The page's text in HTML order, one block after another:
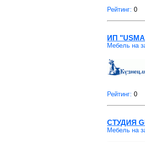
Рейтинг: 0
ИП
Мебель на
Рейтинг: 0
СТУДИЯ
Мебель на